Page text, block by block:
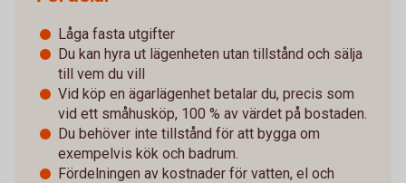
Låga fasta utgifter
Du kan hyra ut lägenheten utan tillstånd och sälja
till vem du vill
Vid köp en ägarlägenhet betalar du, precis som
vid ett småhusköp, 100 % av värdet på bostaden.
Du behöver inte tillstånd för att bygga om
exempelvis kök och badrum.
Fördelningen av kostnader för vatten, el och